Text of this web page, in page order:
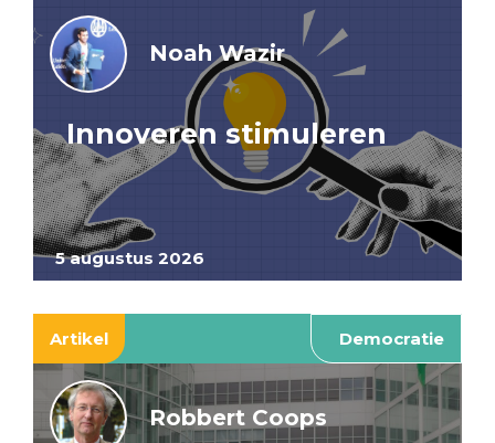
5 augustus 2026
Noah Wazir
Innoveren stimuleren
Artikel Democratie
Robbert Coops